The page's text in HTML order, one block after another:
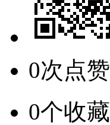
0次点赞
0个收藏